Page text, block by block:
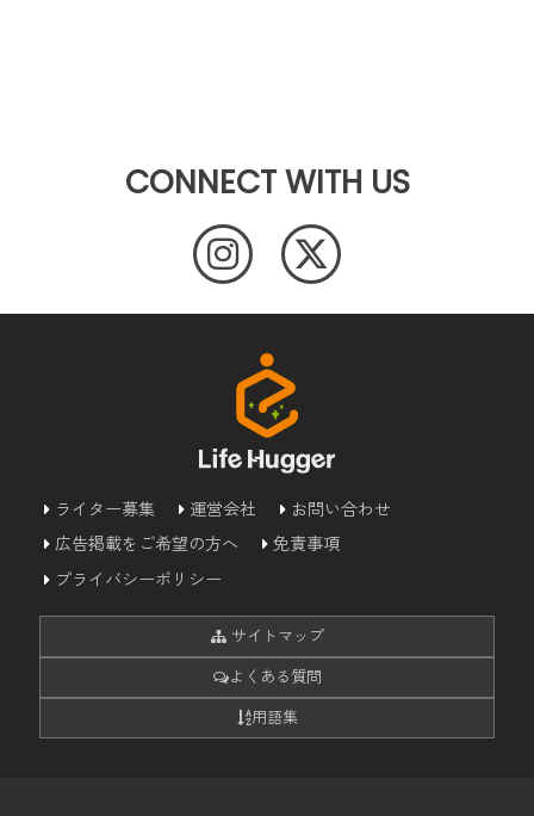
CONNECT WITH US
ライター募集 運営会社
お問い合わせ
広告掲載をご希望の方へ
免責事項
プライバシーポリシー
サイトマップ
よくある質問
用語集